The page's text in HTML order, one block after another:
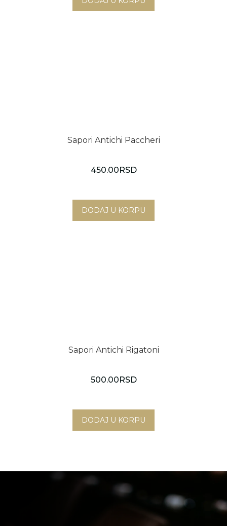
Sapori Antichi Paccheri
450.00RSD
Sapori Antichi Rigatoni
500.00RSD